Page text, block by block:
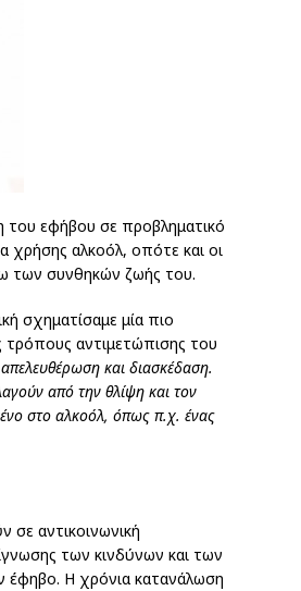
του εφήβου σε προβληματικό
χρήσης αλκοόλ, οπότε και οι
των συνθηκών ζωής του.
σχηματίσαμε μία πιο
τρόπους αντιμετώπισης του
και διασκέδαση.
από την θλίψη και τον
στο αλκοόλ, όπως π.χ. ένας
αντικοινωνική
των κινδύνων και των
έφηβο. Η χρόνια κατανάλωση